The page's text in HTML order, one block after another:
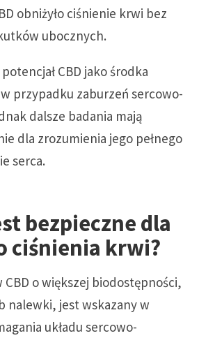
obniżyło ciśnienie krwi bez
ubocznych.
CBD jako środka
przypadku zaburzeń sercowo-
dalsze badania mają
dla zrozumienia jego pełnego
serca.
bezpieczne dla
ciśnienia krwi?
o większej biodostępności,
nalewki, jest wskazany w
układu sercowo-